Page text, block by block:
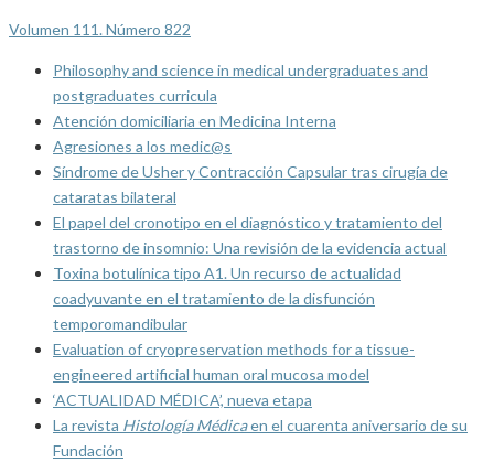
Volumen 111. Número 822
Philosophy and science in medical undergraduates and
postgraduates curricula
Atención domiciliaria en Medicina Interna
Agresiones a los medic@s
Síndrome de Usher y Contracción Capsular tras cirugía de
cataratas bilateral
El papel del cronotipo en el diagnóstico y tratamiento del
trastorno de insomnio: Una revisión de la evidencia actual
Toxina botulínica tipo A1. Un recurso de actualidad
coadyuvante en el tratamiento de la disfunción
temporomandibular
Evaluation of cryopreservation methods for a tissue-
engineered artificial human oral mucosa model
‘ACTUALIDAD MÉDICA’, nueva etapa
La revista Histología Médicaen el cuarenta aniversario de su
Fundación